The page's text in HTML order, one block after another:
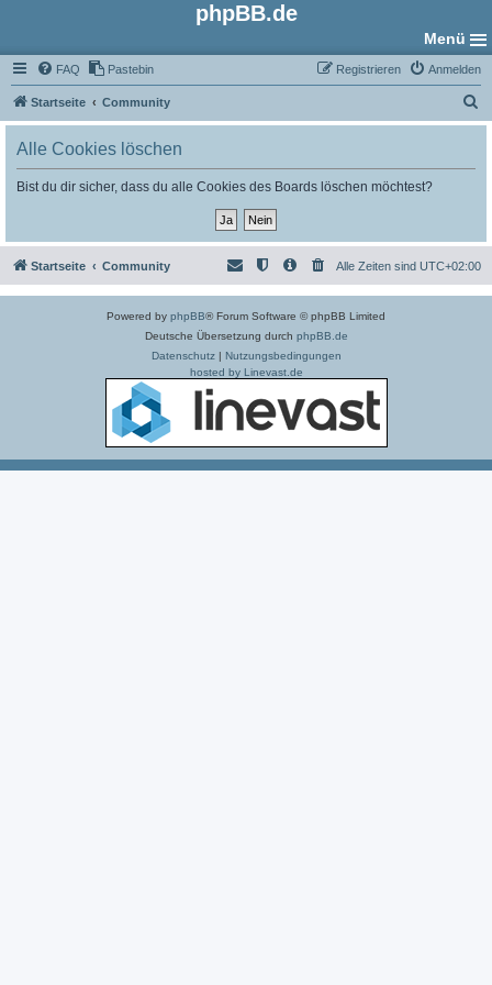
phpBB.de
Menü
FAQ Pastebin Anmelden
Registrieren
Startseite Community
u
Alle Cookies löschen
Bist du dir sicher, dass du alle Cookies des Boards löschen möchtest?
Startseite Community Alle Zeiten sind UTC+02:00
Powered by phpBB® Forum Software © phpBB Limited
Deutsche Übersetzung durch phpBB.de
Datenschutz| Nutzungsbedingungen
hosted by Linevast.de